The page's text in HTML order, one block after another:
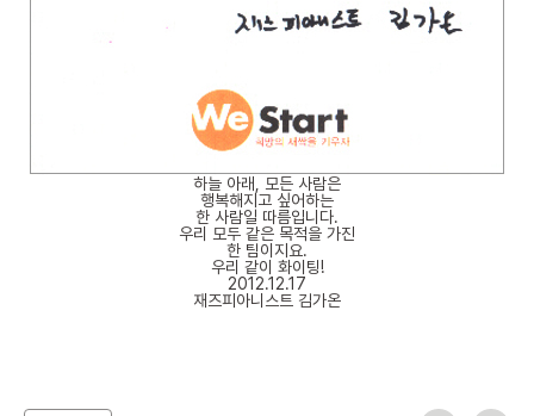
하늘 아래, 모든 사람은
행복해지고 싶어하는
한 사람일 따름입니다.
우리 모두 같은 목적을 가진
한 팀이지요.
우리 같이 화이팅!
2012.12.17
재즈피아니스트 김가온